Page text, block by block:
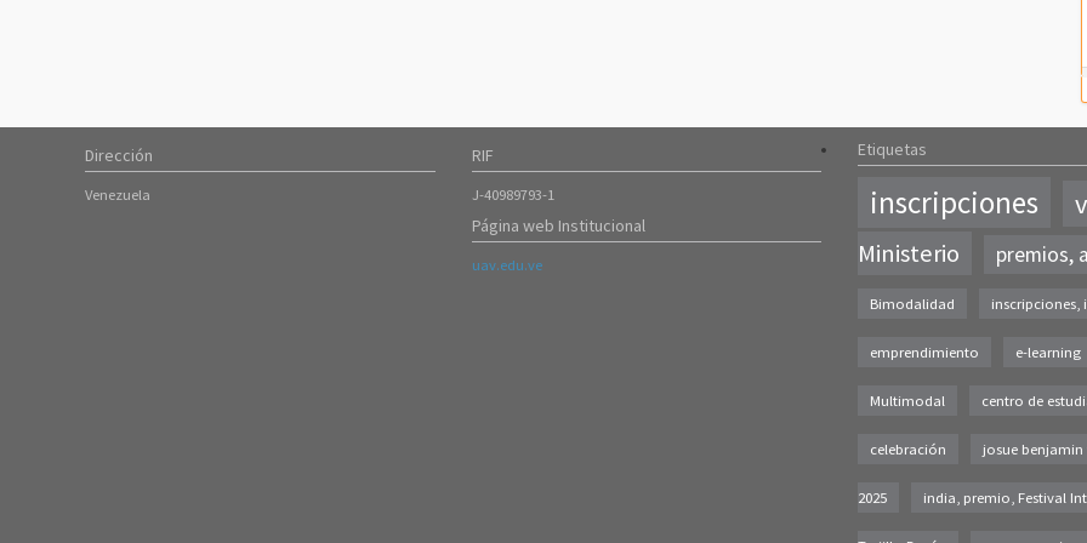
Dirección
Venezuela
RIF
J-40989793-1
Página web Institucional
uav.edu.ve
Etiquetas
inscripciones
Ministerio
premios,
Bimodalidad inscripciones,
emprendimiento e-learning
Multimodal centro de
celebración josue benjamin
2025 india, premio, Festival